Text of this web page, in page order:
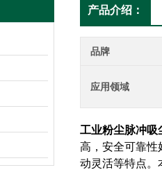
产品介绍：
品牌
应用领域
工业粉尘脉冲吸
高，安全可靠性
动灵活等特点。